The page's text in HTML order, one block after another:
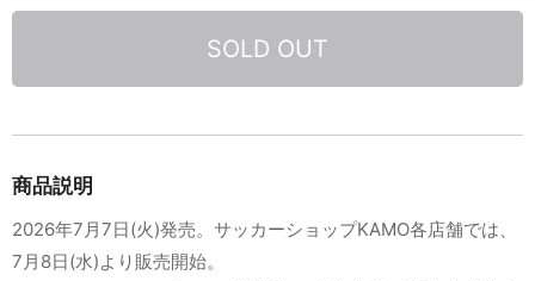
SOLD OUT
商品説明
2026年7月7日(火)発売。サッカーショップKAMO各店舗では、
7月8日(水)より販売開始。